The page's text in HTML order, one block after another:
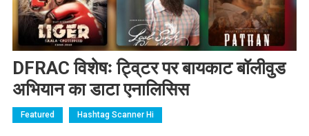
DFRAC विशेषः ट्वि्टर पर बायकाट बॉलीवुड
अभियान का डाटा एनालिसिस
Featured Hashtag Scanner Hi